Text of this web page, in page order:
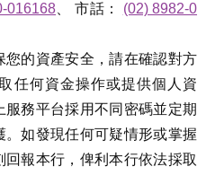
016168 、 市話： (02) 8982-0
的資產安全，請在確認對方
任何資金操作或提供個人資
務平台採用不同密碼並定期
如發現任何可疑情形或掌握
報本行，俾利本行依法採取